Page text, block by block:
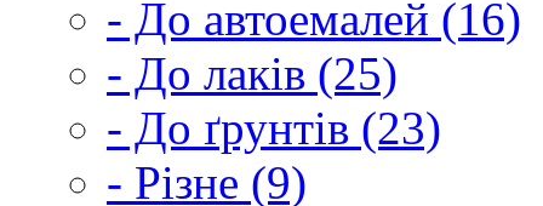
- До автоемалей (16)
- До лаків (25)
- До ґрунтів (23)
- Різне (9)